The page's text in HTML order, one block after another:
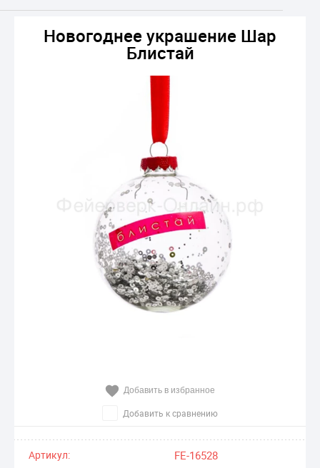
Новогоднее украшение Шар
Блистай
Добавить в избранное
Добавить к сравнению
Артикул: FE-16528